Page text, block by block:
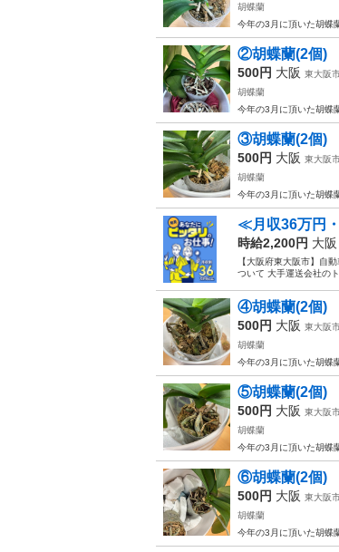
胡蝶蘭
今年の3月に頂いた胡蝶
②胡蝶蘭(2個)
500円 大阪 東大阪
胡蝶蘭
今年の3月に頂いた胡蝶
③胡蝶蘭(2個)
500円 大阪 東大阪
胡蝶蘭
今年の3月に頂いた胡蝶
≪月収36万円
時給2,200円 大阪
【大阪府東大阪市】自
ついて 大手運送会社の
④胡蝶蘭(2個)
500円 大阪 東大阪
胡蝶蘭
今年の3月に頂いた胡蝶
⑤胡蝶蘭(2個)
500円 大阪 東大阪
胡蝶蘭
今年の3月に頂いた胡蝶
⑥胡蝶蘭(2個)
500円 大阪 東大阪
胡蝶蘭
今年の3月に頂いた胡蝶